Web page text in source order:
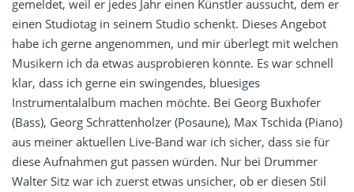
gemeldet, weil er jedes Jahr einen Künstler aussucht, dem er
einen Studiotag in seinem Studio schenkt. Dieses Angebot
habe ich gerne angenommen, und mir überlegt mit welchen
Musikern ich da etwas ausprobieren könnte. Es war schnell
klar, dass ich gerne ein swingendes, bluesiges
Instrumentalalbum machen möchte. Bei Georg Buxhofer
(Bass), Georg Schrattenholzer (Posaune), Max Tschida (Piano)
aus meiner aktuellen Live-Band war ich sicher, dass sie für
diese Aufnahmen gut passen würden. Nur bei Drummer
Walter Sitz war ich zuerst etwas unsicher, ob er diesen Stil